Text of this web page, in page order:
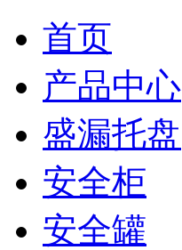
首页
产品中心
盛漏托盘
安全柜
安全罐